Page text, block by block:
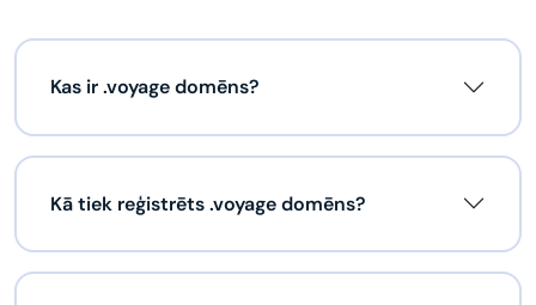
Kas ir .voyage domēns?
Kā tiek reģistrēts .voyage domēns?